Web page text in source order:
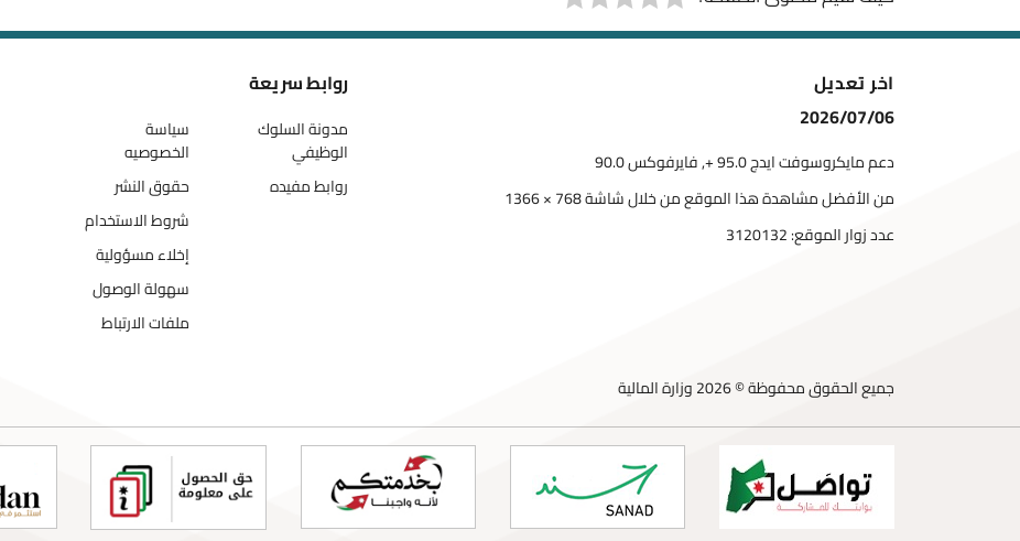
اخر تعديل
2026/07/06
دعم مايكروسوفت ايدج 95.0 +, فايرفوكس 90.0
من الأفضل مشاهدة هذا الموقع من خلال شاشة 768 × 1366
عدد زوار الموقع:3120132
روابط سريعة
مدونة السلوك
الوظيفي
روابط مفيده
سياسة
الخصوصيه
حقوق النشر
شروط الاستخدام
إخلاء مسؤولية
سهولة الوصول
ملفات الارتباط
جميع الحقوق محفوظة © 2026 وزارة المالية